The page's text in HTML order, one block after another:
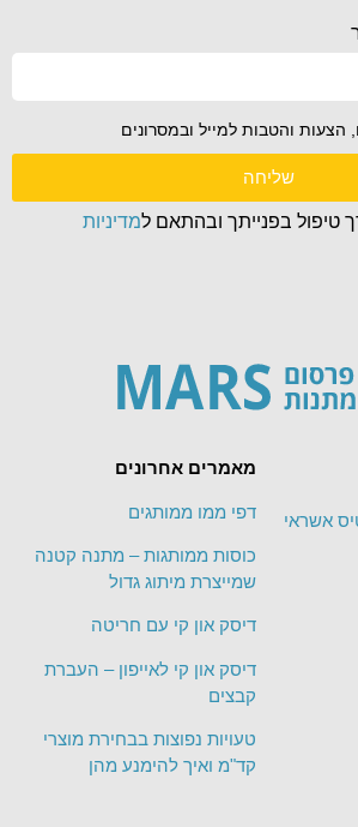
מאמרים אחרונים
דפי ממו ממותגים
כוסות ממותגות – מתנה קטנה
שמייצרת מיתוג גדול
דיסק און קי עם חריטה
דיסק און קי לאייפון – העברת
קבצים
טעויות נפוצות בבחירת מוצרי
קד"מ ואיך להימנע מהן
אשראי
והטבות למייל ובמסרונים
שליחה
טיפול בפנייתך ובהתאם למדיניות